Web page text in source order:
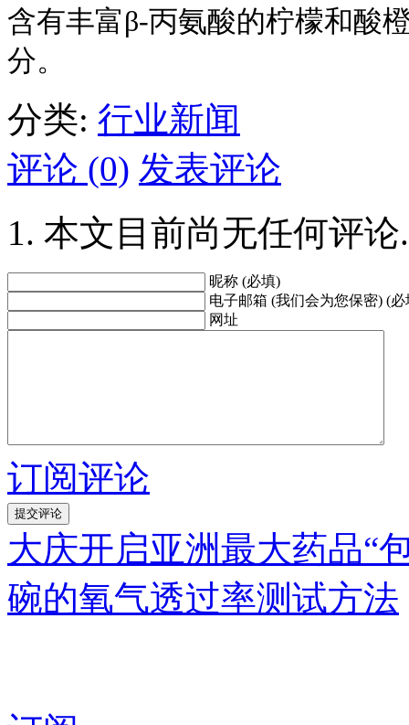
含有丰富β-丙氨酸的柠檬和酸
分。
分类: 行业新闻
评论 (0) 发表评论
本文目前尚无任何评论.
昵称 (必填)
电子邮箱 (我们会为您保密) (必
网址
订阅评论
大庆开启亚洲最大药品“
碗的氧气透过率测试方法